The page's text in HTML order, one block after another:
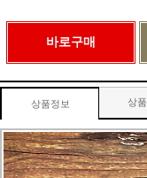
상품정보 상